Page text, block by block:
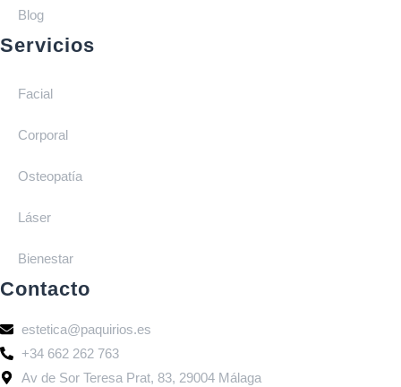
Blog
Servicios
Facial
Corporal
Osteopatía
Láser
Bienestar
Contacto
estetica@paquirios.es
+34 662 262 763
Av de Sor Teresa Prat, 83, 29004 Málaga